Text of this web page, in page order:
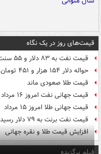
قیمت‌های روز در یک نگاه
قیمت نفت به ۸۳ دلار و ۵۵ سنت در هر بشکه رسید
حواله دلار ۱۵۴ هزار و ۴۵۱ تومان شد
قیمت طلا صعودی ماند
قیمت جهانی نفت امروز ۱۶ مرداد
قیمت جهانی طلا امروز ۱۵ مرداد
قیمت نفت برنت به ۷۹ دلار رسید
افزایش قیمت طلا و نقره جهانی